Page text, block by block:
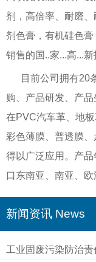
剂，高倍率、耐磨
剂色膏，有机硅色膏
销售的国..家...高...新
目前公司拥有20
购、产品研发、产
在PVC汽车革、地
彩色薄膜、普透膜
得以广泛应用。产
口东南亚、南亚、欧
新闻资讯 News
工业固废污染防治